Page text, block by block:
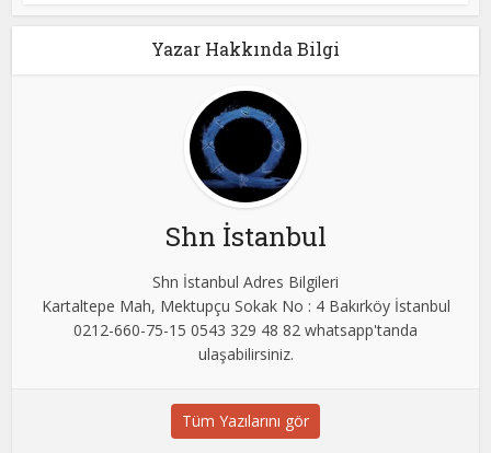
Yazar Hakkında Bilgi
Shn İstanbul
Shn İstanbul Adres Bilgileri
Kartaltepe Mah, Mektupçu Sokak No : 4 Bakırköy İstanbul
0212-660-75-15 0543 329 48 82 whatsapp'tanda
ulaşabilirsiniz.
Tüm Yazılarını gör